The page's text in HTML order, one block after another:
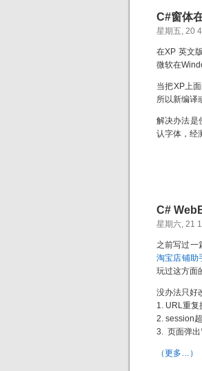
C#窗体
星期五, 20
在XP 英文
微软在
当把XP上
所以新编译
解决办法是
认字体，经
C#
星期六, 21
之前写过一
淘宝店铺助
玩过这方面
没办法只好
1. URL重复
2. session
3. 页面弹出
（更多…）